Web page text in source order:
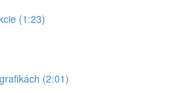
(1:23)
(2:01)